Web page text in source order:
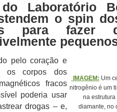
do Laboratório
o spin
para fazer
IMAGEM: Um
nitrogênio é um
na
diamante, no
pelo coração e
os corpos dos
fracos
poderia usar
drogas – e,